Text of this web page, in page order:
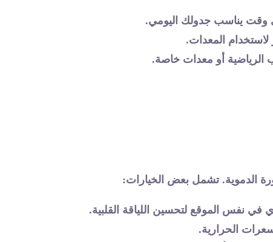
وقت يناسب جدولك اليومي.
لاستخدام المعدات.
الرياضية أو معدات خاصة.
الدموية. تشمل بعض الخيارات:
نفس الموقع لتحسين اللياقة القلبية.
الحرارية.